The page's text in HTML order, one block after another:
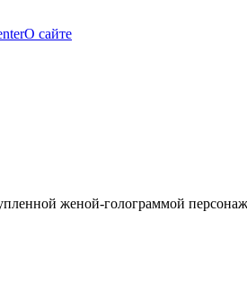
О сайте
женой-голограммой